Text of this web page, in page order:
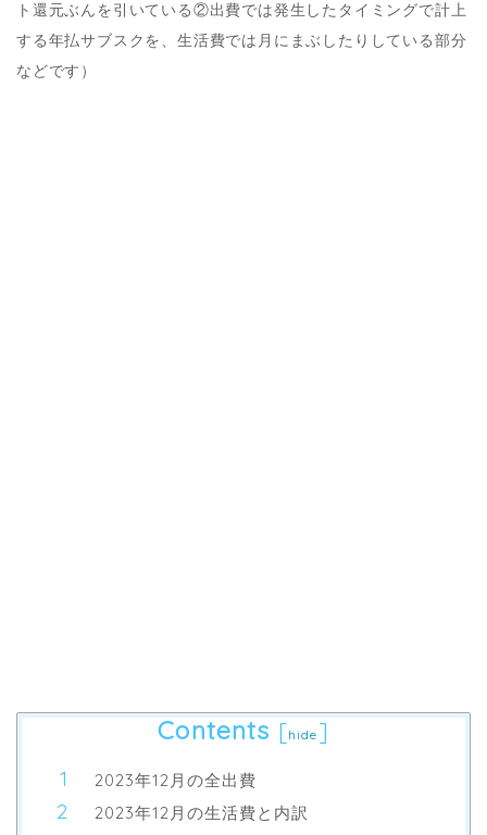
ト還元ぶんを引いている②出費では発生したタイミングで計上
する年払サブスクを、生活費では月にまぶしたりしている部分
などです）
Contents [hide ]
2023年12月の全出費
2023年12月の生活費と内訳